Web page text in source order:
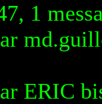
1
ERIC